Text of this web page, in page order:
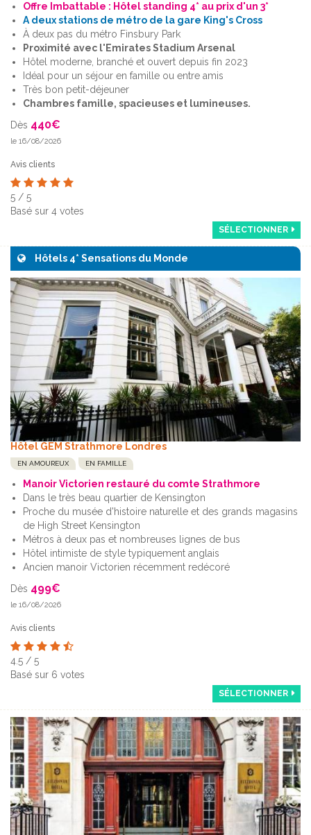
Offre Imbattable : Hôtel standing 4* au prix d'un 3*
A deux stations de métro de la gare King's Cross
À deux pas du métro Finsbury Park
Proximité avec l'Emirates Stadium Arsenal
Hôtel moderne, branché et ouvert depuis fin 2023
Idéal pour un séjour en famille ou entre amis
Très bon petit-déjeuner
Chambres famille, spacieuses et lumineuses.
Dès 440€
le 16/08/2026
Avis clients
5 / 5
Basé sur 4 votes
SÉLECTIONNER
Hôtels 4* Sensations du Monde
Hôtel GEM Strathmore Londres
EN AMOUREUX EN FAMILLE
Manoir Victorien restauré du comte Strathmore
Dans le très beau quartier de Kensington
Proche du musée d'histoire naturelle et des grands magasins
de High Street Kensington
Métros à deux pas et nombreuses lignes de bus
Hôtel intimiste de style typiquement anglais
Ancien manoir Victorien récemment redécoré
Dès 499€
le 16/08/2026
Avis clients
4.5 / 5
Basé sur 6 votes
SÉLECTIONNER